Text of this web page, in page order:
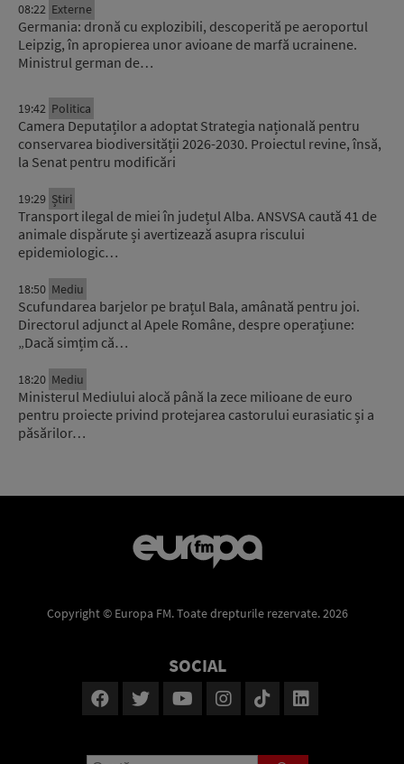
08:22 Externe
Germania: dronă cu explozibili, descoperită pe aeroportul
Leipzig, în apropierea unor avioane de marfă ucrainene.
Ministrul german de…
19:42 Politica
Camera Deputaților a adoptat Strategia națională pentru
conservarea biodiversității 2026-2030. Proiectul revine, însă,
la Senat pentru modificări
19:29 Știri
Transport ilegal de miei în județul Alba. ANSVSA caută 41 de
animale dispărute și avertizează asupra riscului
epidemiologic…
18:50 Mediu
Scufundarea barjelor pe brațul Bala, amânată pentru joi.
Directorul adjunct al Apele Române, despre operațiune:
„Dacă simțim că…
18:20 Mediu
Ministerul Mediului alocă până la zece milioane de euro
pentru proiecte privind protejarea castorului eurasiatic și a
păsărilor…
Copyright © Europa FM. Toate drepturile rezervate. 2026
SOCIAL